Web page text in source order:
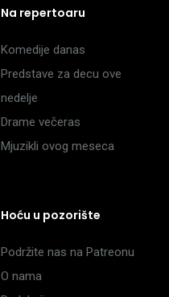
Na repertoaru
Komedije danas
Predstave za decu ove
nedelje
Drame večeras
Mjuzikli ovog meseca
Hoću u pozorište
Podržite nas na Patreonu
O nama